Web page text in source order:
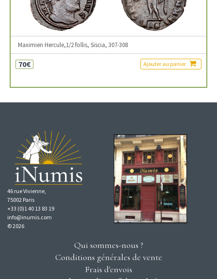
Maximien Hercule,1/2 follis, Siscia, 307-308
70€ Ajouter au panier
46 rue Vivienne,
75002 Paris
+33 (0)1 40 13 83 19
info@inumis.com
© 2026
Qui sommes-nous ?
Conditions générales de vente
Frais d'envois